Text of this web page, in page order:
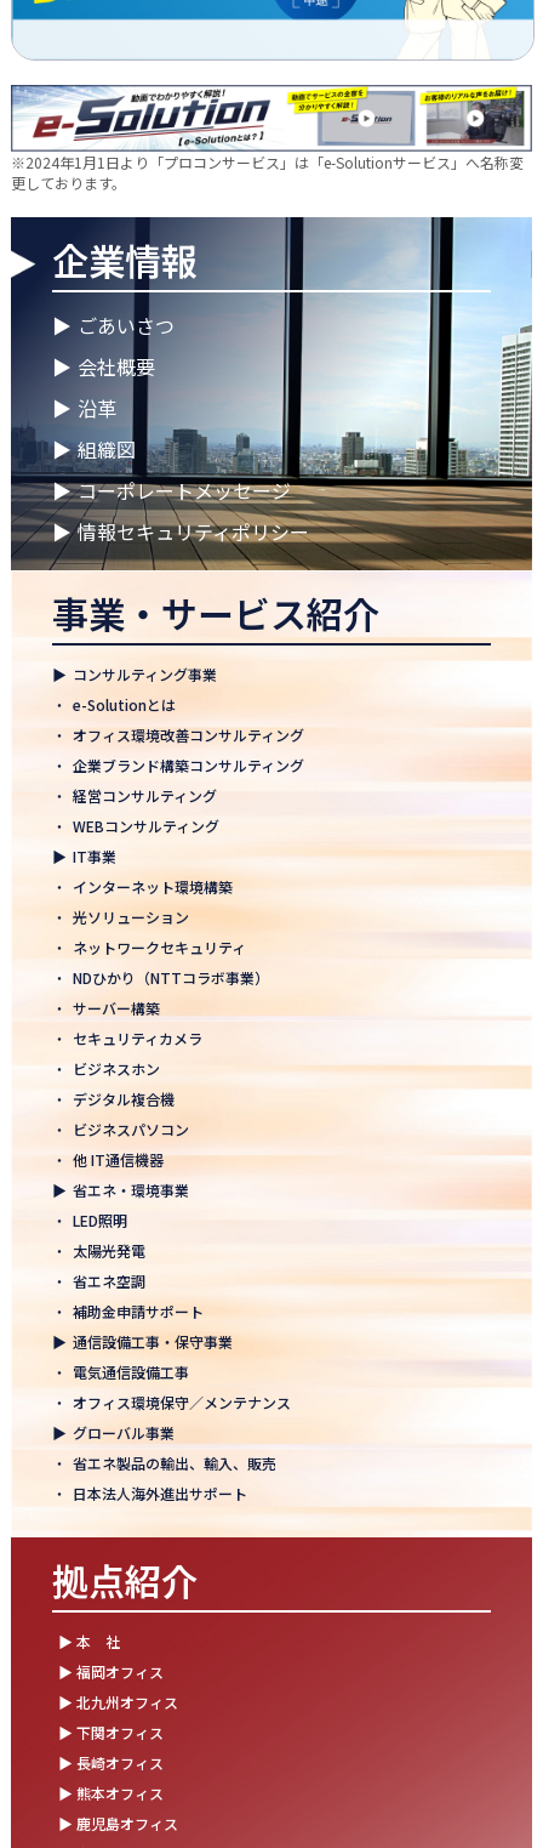
現場に新たな活気を！NDTEC株式会社に4名の仲間が加わりました
🔧
2026.05.13
新卒第10期生 OJT研修の様子をご紹介✨
2026.04.28
2026.04.28
ゴールデンウイークに伴う休業期間のお知らせ
2026.04.25
徳島オフィス 事務所移転のお知らせ
2026.04.02
🌸2026年度 入社式🌸
2026.03.09
健康経営優良法人2026に認定 ― 日本電通グループの健康経営への
取り組み
2026.02.09
「すべての日本企業を世界へ」─ 日本電通株式会社、登録支援機
2026.01.26
知覧幹部研修に行って参りました
2026年 新年のご挨拶
2025.12.26
一年の感謝を込めて、大掃除を行いました！ ～年末のご挨拶～
2025.12.12
年末年始休業のお知らせ
2025年度上期「NTT-WEST 1000×CLUB」認定式にて表彰
2025.11.06
「心を高め、経営を伸ばす」NDグループが「稲盛フィロソフィー
世界大会」に参画
モノづくりフェア2025にて講演登壇！LED照明の未来を語る
2025.10.17
結束を深めた2日間！創立50年目の方針発表会を開催！
2025.10.07
【日本電通グループ内定式開催】2026年度卒 新卒10期生が本社に
集まりました！
2025.09.11
松山オフィスお引っ越し！快適空間にアップグレード✨
湯布院保養所をリノベーションし、9月オープン！～社員とご家族
の「心と体のリフレッシュ拠点」に～
松山オフィス 事務所移転のお知らせ
2025.08.05
業務効率が劇的に進化！商品ビリンググループにRPAを導入しまし
※2024年1月1日より「プロコンサービス」は「e-Solutionサービス」へ名称変
更しております。
企業情報
▶ ごあいさつ
▶ 会社概要
▶ 沿革
▶ 組織図
▶ コーポレートメッセージ
▶ 情報セキュリティポリシー
事業・サービス紹介
▶ コンサルティング事業
・ e-Solutionとは
・ オフィス環境改善コンサルティング
・ 企業ブランド構築コンサルティング
・ 経営コンサルティング
・ WEBコンサルティング
▶ IT事業
・ インターネット環境構築
・ 光ソリューション
・ ネットワークセキュリティ
・ NDひかり（NTTコラボ事業）
・ サーバー構築
・ セキュリティカメラ
・
ビジネスホン
・ デジタル複合機
・
ビジネスパソコン
・ 他 IT通信機器
▶ 省エネ・環境事業
・ LED照明
・ 太陽光発電
・ 省エネ空調
・ 補助金申請サポート
▶ 通信設備工事・保守事業
・ 電気通信設備工事
・ オフィス環境保守／メンテナンス
▶ グローバル事業
・ 省エネ製品の輸出、輸入、販売
・ 日本法人海外進出サポート
拠点紹介
▶ 本 社
▶ 福岡オフィス
▶ 北九州オフィス
▶ 下関オフィス
▶ 長崎オフィス
▶ 熊本オフィス
▶ 鹿児島オフィス